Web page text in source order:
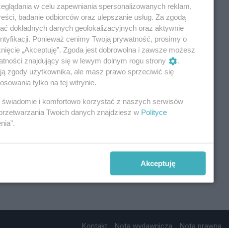
Kontakt Nota wydawnicza Nota prawna
w celu zapewniania spersonalizowanych reklam,
badanie odbiorców oraz ulepszanie usług. Za zgodą
dokładnych danych geolokalizacyjnych oraz aktywnie
Ponieważ cenimy Twoją prywatność, prosimy o
„Akceptuję”. Zgoda jest dobrowolna i zawsze możesz
znajdujący się w lewym dolnym rogu strony
.
zgody użytkownika, ale masz prawo sprzeciwić się
tylko na tej witrynie.
i komfortowo korzystać z naszych serwisów
Twoich danych znajdziesz w Polityce
Akceptuję